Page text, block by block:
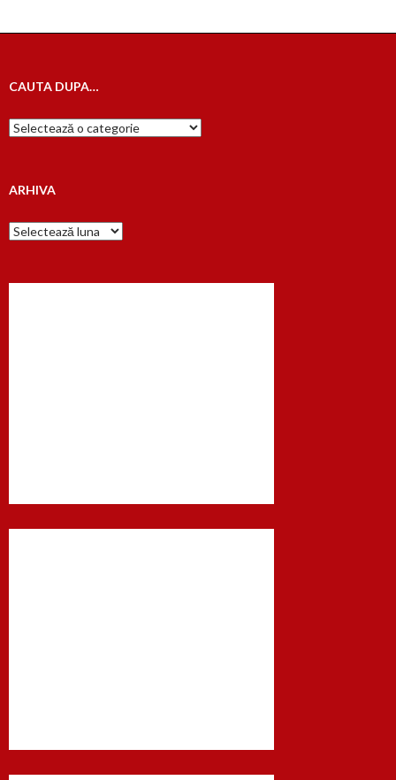
CAUTA DUPA…
Cauta
dupa…
ARHIVA
Arhiva